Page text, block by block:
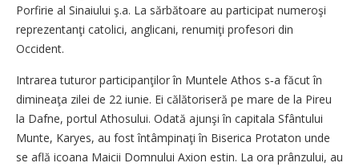
Porfirie al Sinaiului ş.a. La sărbătoare au participat numeroşi
reprezentanţi catolici, anglicani, renumiţi profesori din
Occident.
Intrarea tuturor participanţilor în Muntele Athos s‑a făcut în
dimineaţa zilei de 22 iunie. Ei călătoriseră pe mare de la Pireu
la Dafne, portul Athosului. Odată ajunşi în capitala Sfântului
Munte, Karyes, au fost întâm­pinaţi în Biserica Protaton unde
se află icoana Maicii Domnului Axion estin. La ora prânzului, au